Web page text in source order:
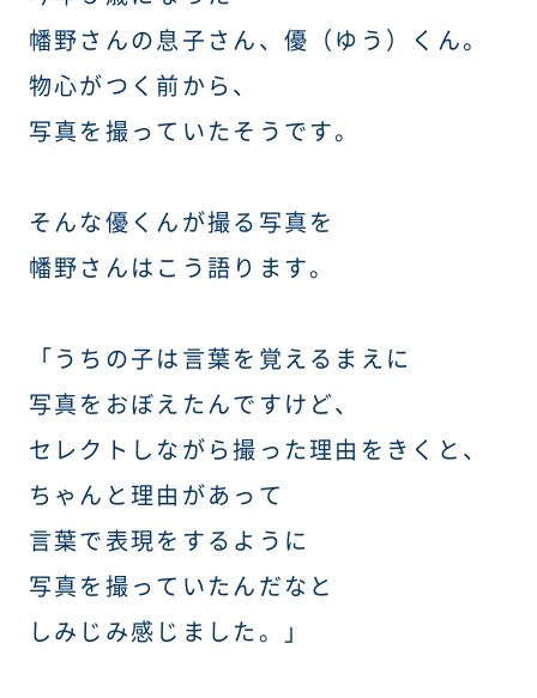
幡野さんの息子さん、優（ゆう）くん。
物心がつく前から、
写真を撮っていたそうです。
そんな優くんが撮る写真を
幡野さんはこう語ります。
「うちの子は言葉を覚えるまえに
写真をおぼえたんですけど、
セレクトしながら撮った理由をきくと、
ちゃんと理由があって
言葉で表現をするように
写真を撮っていたんだなと
しみじみ感じました。」